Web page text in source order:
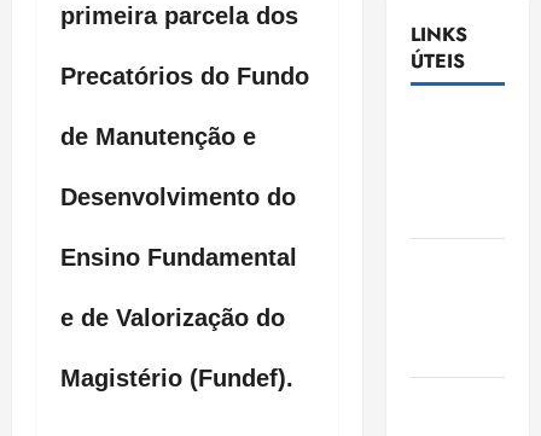
primeira parcela dos
Precatórios do Fundo
de Manutenção e
Desenvolvimento do
Ensino Fundamental
e de Valorização do
Magistério (Fundef).
LINKS
ÚTEIS